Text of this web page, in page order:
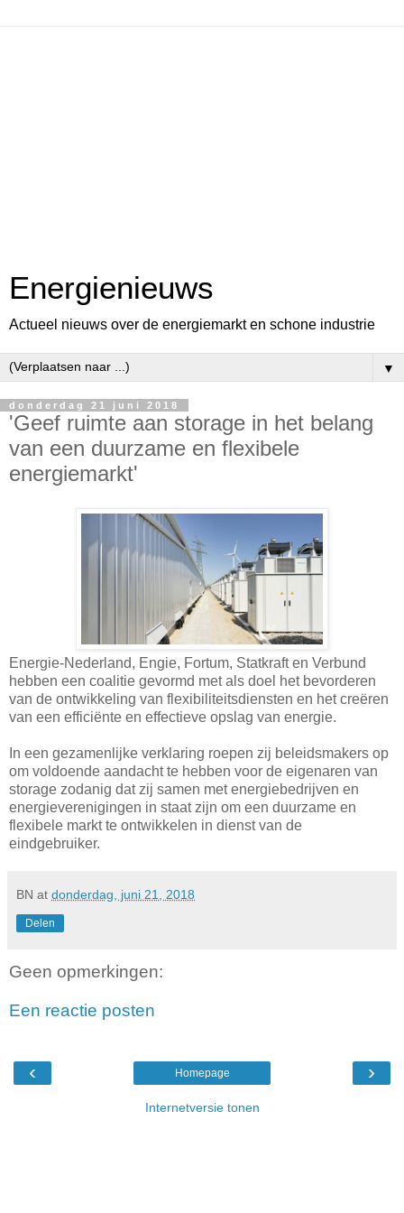
Energienieuws
Actueel nieuws over de energiemarkt en schone industrie
▼
donderdag 21 juni 2018
'Geef ruimte aan storage in het belang
van een duurzame en flexibele
energiemarkt'
Energie-Nederland, Engie, Fortum, Statkraft en Verbund
hebben een coalitie gevormd met als doel het bevorderen
van de ontwikkeling van flexibiliteitsdiensten en het creëren
van een efficiënte en effectieve opslag van energie.
In een gezamenlijke verklaring roepen zij beleidsmakers op
om voldoende aandacht te hebben voor de eigenaren van
storage zodanig dat zij samen met energiebedrijven en
energieverenigingen in staat zijn om een duurzame en
flexibele markt te ontwikkelen in dienst van de
eindgebruiker.
BN at donderdag, juni 21, 2018
Delen
Geen opmerkingen:
Een reactie posten
‹ ›
Homepage
Internetversie tonen